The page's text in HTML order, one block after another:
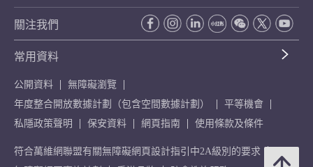
關注我們
常用資料
公開資料
無障礙瀏覽
年度整合開放數據計劃（包含空間數據計劃）
平等機會
私隱政策聲明
保安資料 網頁指南 使用條款及條件
符合萬維網聯盟有關無障礙網頁設計指引中2A級別的要求